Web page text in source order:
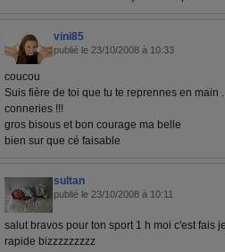
vini85
publié le 23/10/2008 à 10:33
coucou
Suis fière de toi que tu te reprennes en main
conneries !!!
gros bisous et bon courage ma belle
bien sur que cé faisable
sultan
publié le 23/10/2008 à 10:11
salut bravos pour ton sport 1 h moi c'est fais
rapide bizzzzzzzzz